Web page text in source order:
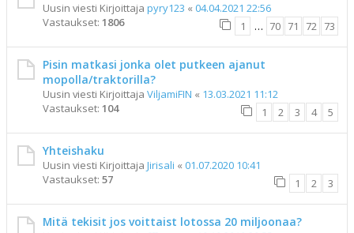
Uusin viesti Kirjoittaja pyry123 « 04.04.2021 22:56
Vastaukset: 1806 1 … 70 71 72 73
Pisin matkasi jonka olet putkeen ajanut
mopolla/traktorilla?
Uusin viesti Kirjoittaja ViljamiFIN « 13.03.2021 11:12
Vastaukset: 104 1 2 3 4 5
Yhteishaku
Uusin viesti Kirjoittaja Jirisali « 01.07.2020 10:41
Vastaukset: 57 1 2 3
Mitä tekisit jos voittaist lotossa 20 miljoonaa?